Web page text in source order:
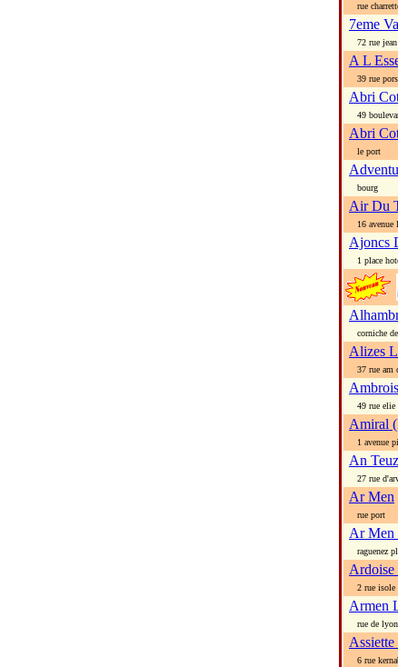
rue
7eme
72 rue jean
A L
39 rue
Abri
49
Abri
le port
bourg
Air Du
16 avenue
Ajoncs
1 place
corniche
Alizes
37 rue am
49 rue elie
Amiral
1 avenue
An
27 rue
Ar Men
rue port
Ar Men
raguenez
2 rue isole
Armen
rue de lyon
Assiette
6 rue